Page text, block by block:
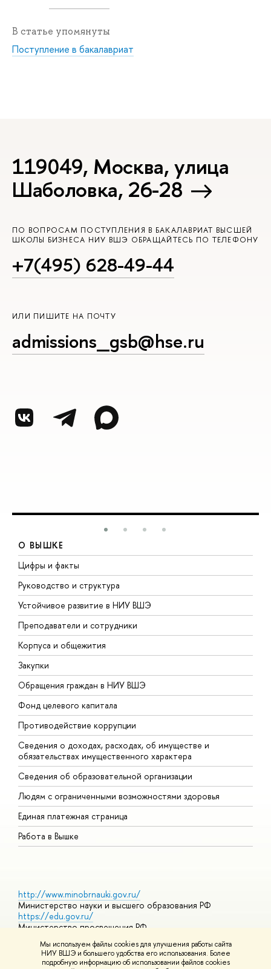
Мы используем файлы cookies для улучшения работы сайта
НИУ ВШЭ и большего удобства его использования. Более
подробную информацию об использовании файлов cookies
В статье упомянуты
Поступление в бакалавриат
119049, Москва, улица
Шаболовка, 26-28
ПО ВОПРОСАМ ПОСТУПЛЕНИЯ В БАКАЛАВРИАТ ВЫСШЕЙ
ШКОЛЫ БИЗНЕСА НИУ ВШЭ ОБРАЩАЙТЕСЬ ПО ТЕЛЕФОНУ
+7(495) 628-49-44
ИЛИ ПИШИТЕ НА ПОЧТУ
admissions_gsb@hse.ru
О ВЫШКЕ
Цифры и факты
Руководство и структура
Устойчивое развитие в НИУ ВШЭ
Преподаватели и сотрудники
Корпуса и общежития
Закупки
Обращения граждан в НИУ ВШЭ
Фонд целевого капитала
Противодействие коррупции
Сведения о доходах, расходах, об имуществе и
обязательствах имущественного характера
Сведения об образовательной организации
Людям с ограниченными возможностями здоровья
Единая платежная страница
Работа в Вышке
http://www.minobrnauki.gov.ru/
Министерство науки и высшего образования РФ
https://edu.gov.ru/
Министерство просвещения РФ
Массовые открытые онлайн-курсы